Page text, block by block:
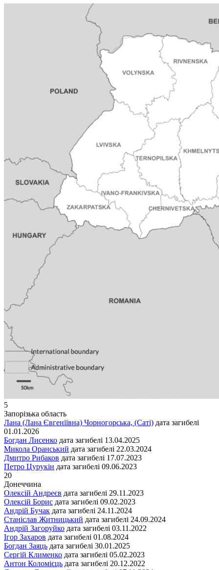
5
Запорізька область
Лана (Лана Євгеніївна) Чорногорська, (Саті) дата загибелі
01.01.2026
Богдан Лисенко дата загибелі 13.04.2025
Микола Оранський дата загибелі 22.03.2024
Дмитро Рибаков дата загибелі 17.07.2023
Петро Цурукін дата загибелі 09.06.2023
20
Донеччина
Олексій Андреєв дата загибелі 29.11.2023
Олексій Борис дата загибелі 09.02.2023
Андрій Бучак дата загибелі 24.11.2024
Станіслав Житницький дата загибелі 24.09.2024
Андрій Загоруйко дата загибелі 03.11.2022
Ігор Захаров дата загибелі 01.08.2024
Богдан Заяць дата загибелі 30.01.2025
Сергій Клименко дата загибелі 05.02.2023
Антон Коломієць дата загибелі 20.12.2022